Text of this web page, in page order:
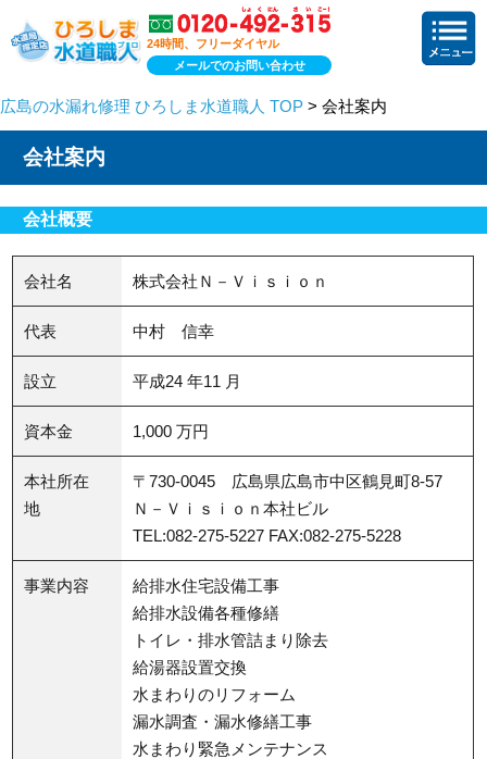
24時間、フリーダイヤル
メールでのお問い合わせ
広島の水漏れ修理 ひろしま水道職人 TOP > 会社案内
会社案内
会社概要
会社名 株式会社Ｎ－Ｖｉｓｉｏｎ
代表 中村 信幸
設立 平成24 年11 月
資本金 1,000 万円
本社所在
地
〒730-0045 広島県広島市中区鶴見町8-57
Ｎ－Ｖｉｓｉｏｎ本社ビル
TEL:082-275-5227 FAX:082-275-5228
事業内容
給排水住宅設備工事
給排水設備各種修繕
トイレ・排水管詰まり除去
給湯器設置交換
水まわりのリフォーム
漏水調査・漏水修繕工事
水まわり緊急メンテナンス